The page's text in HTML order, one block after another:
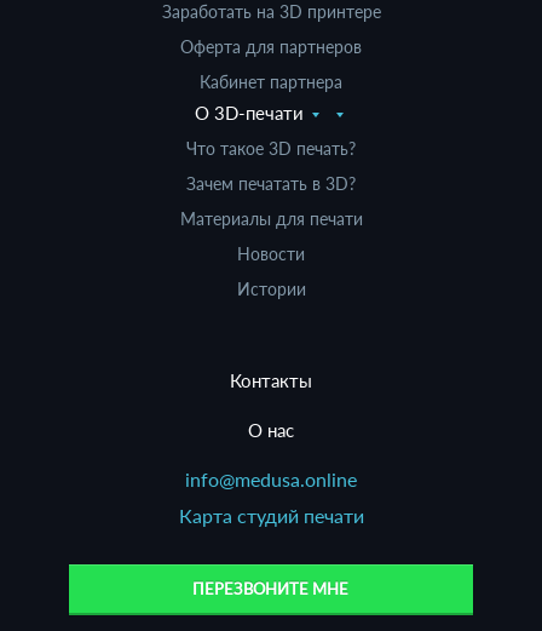
Заработать на 3D принтере
Оферта для партнеров
Кабинет партнера
О 3D-печати
Что такое 3D печать?
Зачем печатать в 3D?
Материалы для печати
Новости
Истории
Контакты
О нас
info@medusa.online
Карта студий печати
ПЕРЕЗВОНИТЕ МНЕ